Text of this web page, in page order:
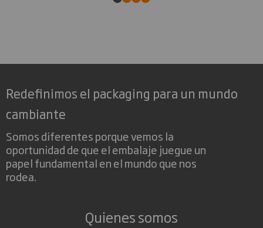
Redefinimos el packaging para un mundo
cambiante
Somos diferentes porque vemos la
oportunidad de que el embalaje juegue un
papel fundamental en el mundo que nos
rodea.
Quienes somos